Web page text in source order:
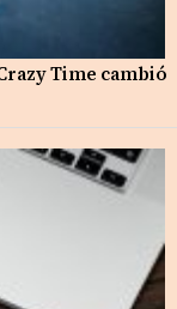
Time cambió